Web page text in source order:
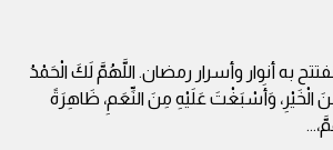
به أنوار وأسرار رمضان. اللَّهُمَّ لَكَ الْحَمْدُ
الْخَيْرِ، وَأَسْبَغْتَ عَلَيْهِ مِنَ النِّعَمِ، ظَاهِرَةً
...